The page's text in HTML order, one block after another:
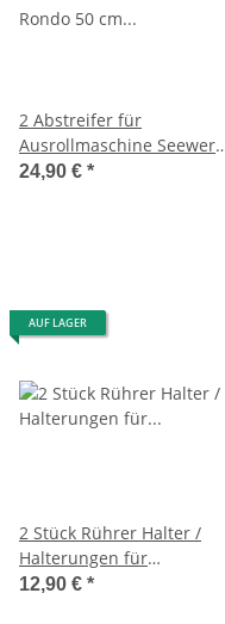
2 Abstreifer für
Ausrollmaschine Seewer
Rondo 50 cm breit
24,90 € *
AUF LAGER
2 Stück Rührer Halter /
Halterungen für
Maschinenbesen Edelstahl
12,90 € *